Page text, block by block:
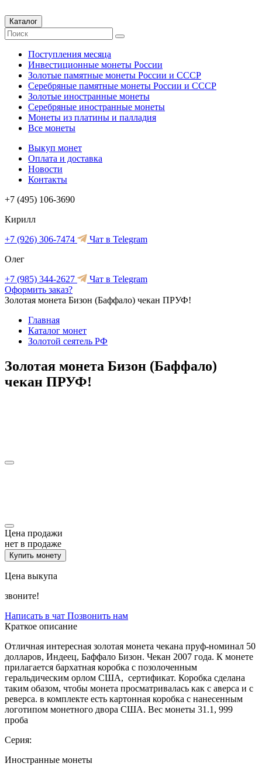
Каталог
Поступления месяца
Инвестиционные монеты России
Золотые памятные монеты России и СССР
Серебряные памятные монеты России и СССР
Золотые иностранные монеты
Серебряные иностранные монеты
Монеты из платины и палладия
Все монеты
Выкуп монет
Оплата и доставка
Новости
Контакты
+7 (495) 106-3690
Кирилл
+7 (926) 306-7474
Чат в Telegram
Олег
+7 (985) 344-2627
Чат в Telegram
Оформить заказ?
Золотая монета Бизон (Баффало) чекан ПРУФ!
Главная
Каталог монет
Золотой сеятель РФ
Золотая монета Бизон (Баффало)
чекан ПРУФ!
Цена продажи
нет в продаже
Купить монету
Цена выкупа
звоните!
Написать в чат Позвонить нам
Краткое описание
Отличная интересная золотая монета чекана пруф-номинал 50
долларов, Индеец, Баффало Бизон. Чекан 2007 года. К монете
прилагается бархатная коробка с позолоченным
геральдическим орлом США, сертификат. Коробка сделана
таким обазом, чтобы монета просматривалась как с аверса и с
реверса. в комплекте есть картонная коробка с нанесенным
логотипом монетного двора США. Вес монеты 31.1, 999
проба
Серия:
Иностранные монеты